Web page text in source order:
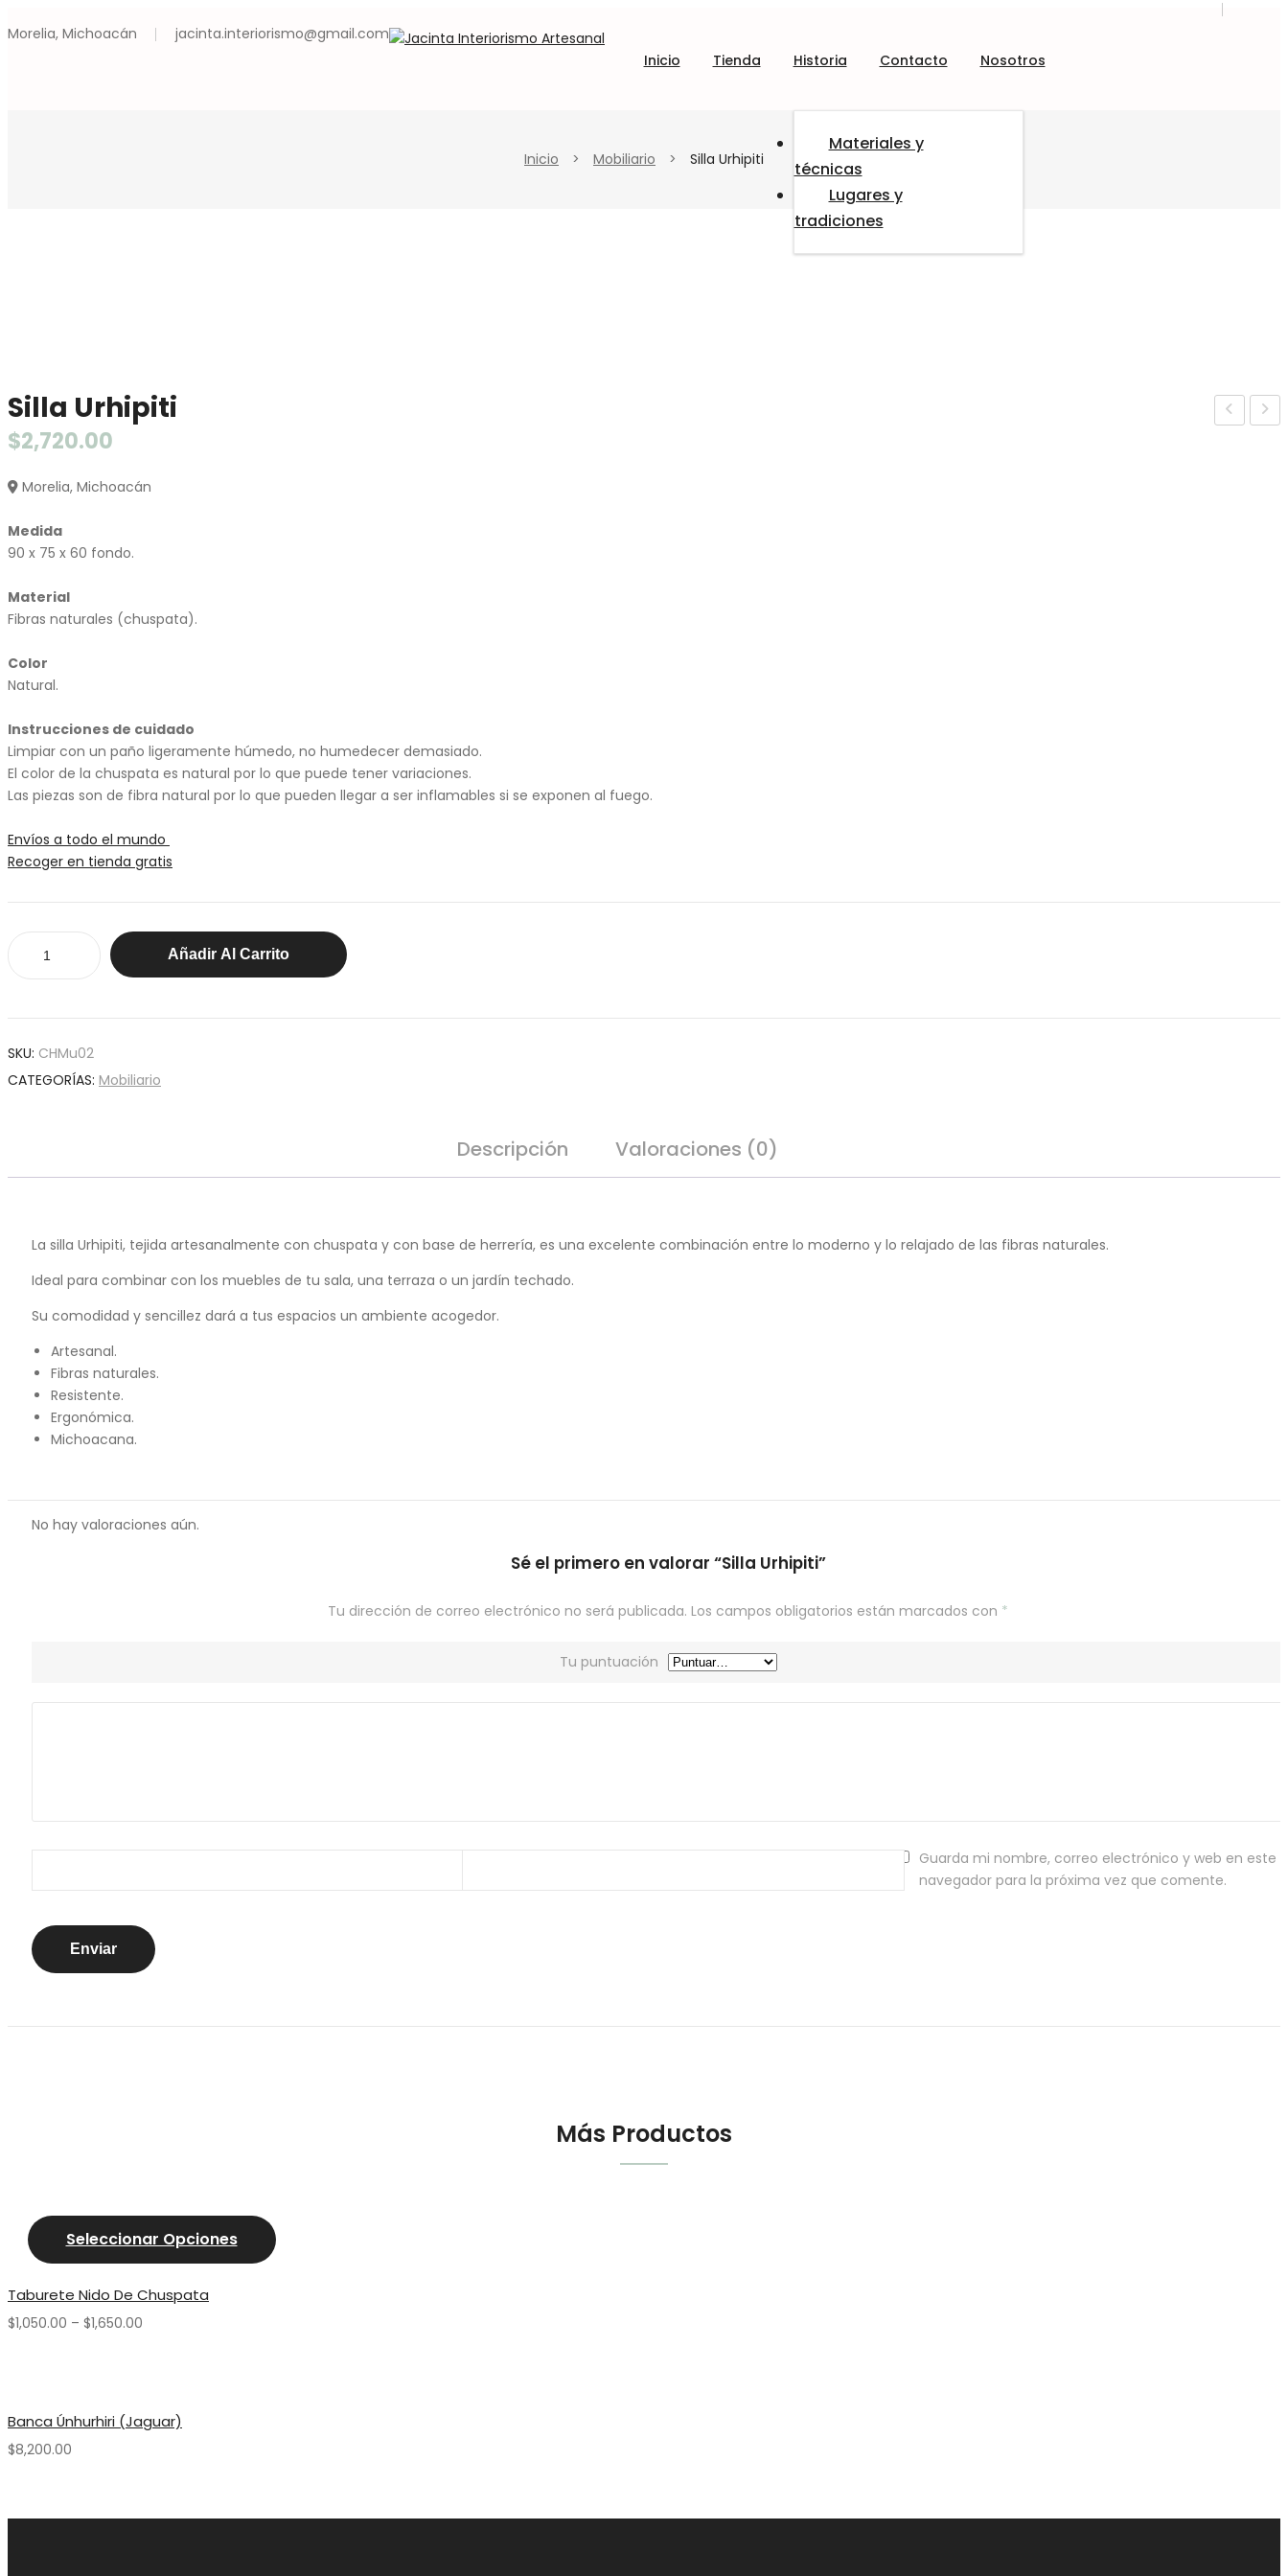
Morelia, Michoacán
jacinta.interiorismo@gmail.com
Inicio
Tienda Historia
Materiales y
técnicas
Lugares y
tradiciones
Contacto Nosotros
Inicio > Mobiliario > Silla Urhipiti
Silla Urhipiti
$2,720.00
Morelia, Michoacán
Medida
90 x 75 x 60 fondo.
Material
Fibras naturales (chuspata).
Color
Natural.
Instrucciones de cuidado
Limpiar con un paño ligeramente húmedo, no humedecer demasiado.
El color de la chuspata es natural por lo que puede tener variaciones.
Las piezas son de fibra natural por lo que pueden llegar a ser inflamables si se exponen al fuego.
Envíos a todo el mundo
Recoger en tienda gratis
Urhipiti
Añadir Al Carrito
SKU: CHMu02
CATEGORÍAS: Mobiliario
Descripción Valoraciones (0)
La silla Urhipiti, tejida artesanalmente con chuspata y con base de herrería, es una excelente combinación entre lo moderno y lo relajado de las fibras naturales.
Ideal para combinar con los muebles de tu sala, una terraza o un jardín techado.
Su comodidad y sencillez dará a tus espacios un ambiente acogedor.
Artesanal.
Fibras naturales.
Resistente.
Ergonómica.
Michoacana.
No hay valoraciones aún.
Sé el primero en valorar “Silla Urhipiti”
Tu dirección de correo electrónico no será publicada. Los campos obligatorios están marcados con *
Tu puntuación
Guarda mi nombre, correo electrónico y web en este
navegador para la próxima vez que comente.
Más Productos
Seleccionar Opciones
Taburete Nido De Chuspata
$1,050.00 – $1,650.00
Banca Únhurhiri (jaguar)
$8,200.00